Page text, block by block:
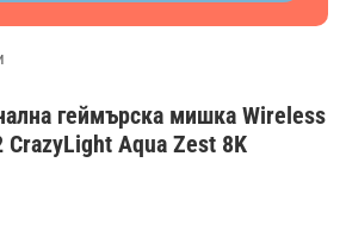
геймърска мишка Wireless
CrazyLight Aqua Zest 8K